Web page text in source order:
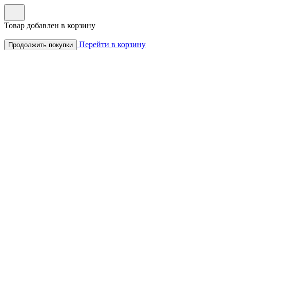
Товар добавлен в корзину
Продолжить покупки Перейти в корзину